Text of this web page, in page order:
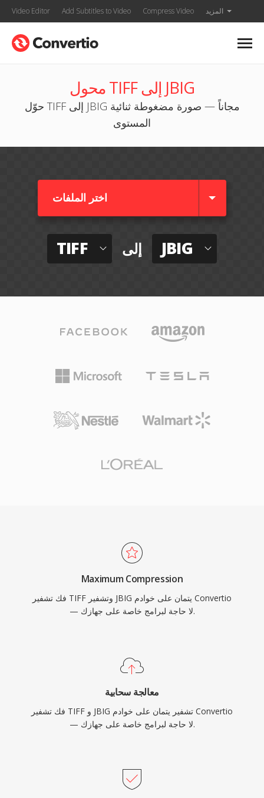
Video Editor Add Subtitles to Video Compress Video المزيد
محول TIFF إلى JBIG
حوّل TIFF إلى JBIG مجاناً — صورة مضغوطة ثنائية
المستوى
اختر الملفات
TIFF إلى JBIG
Maximum Compression
فك تشفير TIFF وتشفير JBIG يتمان على خوادم Convertio
— لا حاجة لبرامج خاصة على جهازك.
معالجة سحابية
فك تشفير TIFF و JBIG تشفير يتمان على خوادم Convertio
— لا حاجة لبرامج خاصة على جهازك.